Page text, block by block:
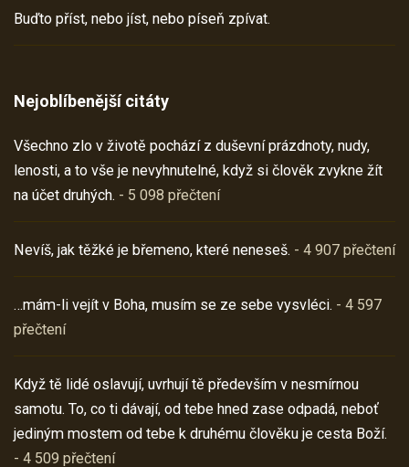
Buďto příst, nebo jíst, nebo píseň zpívat.
Nejoblíbenější citáty
Všechno zlo v životě pochází z duševní prázdnoty, nudy,
lenosti, a to vše je nevyhnutelné, když si člověk zvykne žít
na účet druhých. - 5 098 přečtení
Nevíš, jak těžké je břemeno, které neneseš. - 4 907 přečtení
…mám-li vejít v Boha, musím se ze sebe vysvléci. - 4 597
přečtení
Když tě lidé oslavují, uvrhují tě především v nesmírnou
samotu. To, co ti dávají, od tebe hned zase odpadá, neboť
jediným mostem od tebe k druhému člověku je cesta Boží.
- 4 509 přečtení